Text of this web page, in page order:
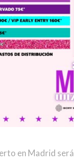
en Madrid será